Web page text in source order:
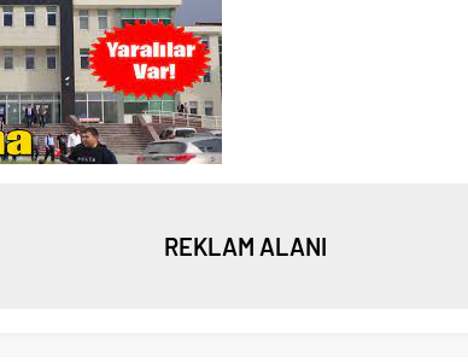
REKLAM ALANI